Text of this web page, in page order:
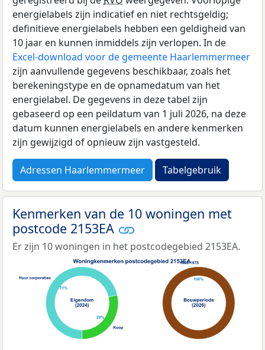
energielabels zijn indicatief en niet rechtsgeldig;
definitieve energielabels hebben een geldigheid van
10 jaar en kunnen inmiddels zijn verlopen. In de
Excel-download voor de gemeente Haarlemmermeer
zijn aanvullende gegevens beschikbaar, zoals het
berekeningstype en de opnamedatum van het
energielabel. De gegevens in deze tabel zijn
gebaseerd op een peildatum van 1 juli 2026, na deze
datum kunnen energielabels en andere kenmerken
zijn gewijzigd of opnieuw zijn vastgesteld.
Adressen Haarlemmermeer Tabelgebruik
Kenmerken van de 10 woningen met
postcode 2153EA
Er zijn 10 woningen in het postcodegebied 2153EA.